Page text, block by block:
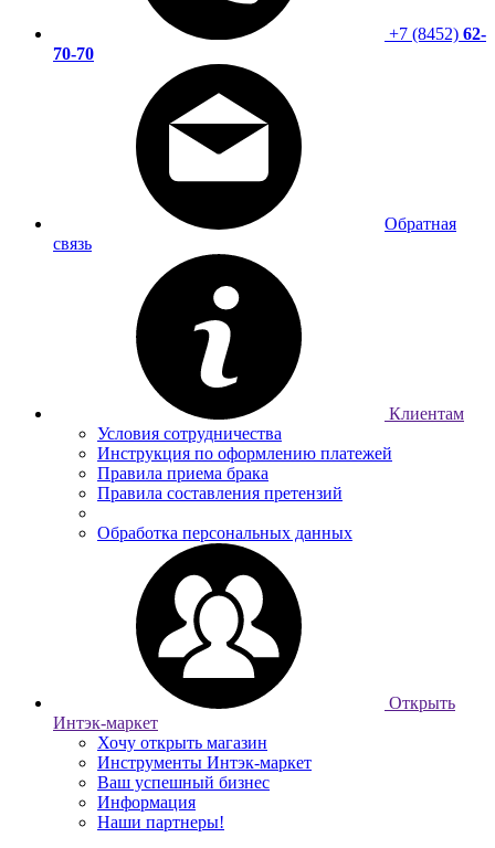
+7 (8452) 62-
70-70
Обратная
связь
Клиентам
Условия сотрудничества
Инструкция по оформлению платежей
Правила приема брака
Правила составления претензий
Обработка персональных данных
Открыть
Интэк-маркет
Хочу открыть магазин
Инструменты Интэк-маркет
Ваш успешный бизнес
Информация
Наши партнеры!